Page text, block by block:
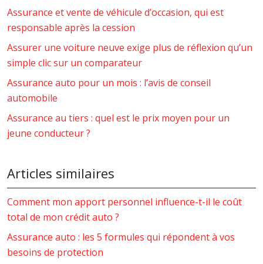
Assurance et vente de véhicule d’occasion, qui est
responsable après la cession
Assurer une voiture neuve exige plus de réflexion qu’un
simple clic sur un comparateur
Assurance auto pour un mois : l’avis de conseil
automobile
Assurance au tiers : quel est le prix moyen pour un
jeune conducteur ?
Articles similaires
Comment mon apport personnel influence-t-il le coût
total de mon crédit auto ?
Assurance auto : les 5 formules qui répondent à vos
besoins de protection